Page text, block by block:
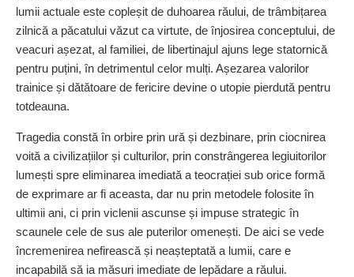
lumii actuale este copleșit de duhoarea răului, de trâmbițarea
zilnică a păcatului văzut ca virtute, de înjosirea conceptului, de
veacuri așezat, al familiei, de libertinajul ajuns lege statornică
pentru puțini, în detrimentul celor mulți. Așezarea valorilor
trainice și dătătoare de fericire devine o utopie pierdută pentru
totdeauna.
Tragedia constă în orbire prin ură și dezbinare, prin ciocnirea
voită a civilizațiilor și culturilor, prin constrângerea legiuitorilor
lumești spre eliminarea imediată a teocrației sub orice formă
de exprimare ar fi aceasta, dar nu prin metodele folosite în
ultimii ani, ci prin viclenii ascunse și impuse strategic în
scaunele cele de sus ale puterilor omenești. De aici se vede
încremenirea nefirească și neașteptată a lumii, care e
incapabilă să ia măsuri imediate de lepădare a răului.